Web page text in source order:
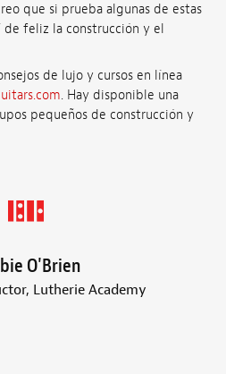
que si prueba algunas de estas
feliz la construcción y el
de lujo y cursos en línea
. Hay disponible una
pequeños de construcción y
O'Brien
Lutherie Academy